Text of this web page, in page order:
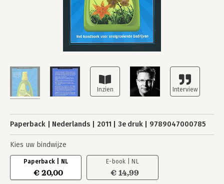
Paperback Nederlands 2011 3e druk 9789047000785
Kies uw bindwijze
Paperback | NL
€ 20,00
E-book | NL
€ 14,99